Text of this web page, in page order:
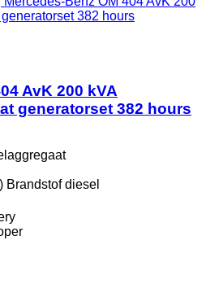
382 hours
AvK 200 kVA
generatorset 382 hours
Brandstof diesel